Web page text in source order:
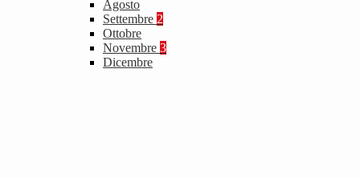
Agosto
Settembre 2
Ottobre
Novembre 3
Dicembre